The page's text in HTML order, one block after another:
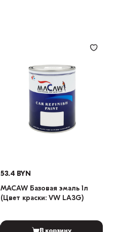
53.4 BYN
MACAW Базовая эмаль 1л
(Цвет краски: VW LA3G)
В корзину